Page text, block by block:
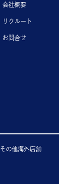
会社概要
リクルート
お問合せ
その他海外店舗